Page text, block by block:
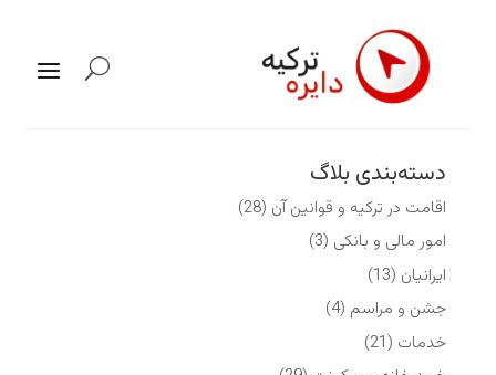
دسته‌بندی بلاگ
اقامت در ترکیه و قوانین آن (28)
امور مالی و بانکی (3)
ایرانیان (13)
جشن و مراسم (4)
خدمات (21)